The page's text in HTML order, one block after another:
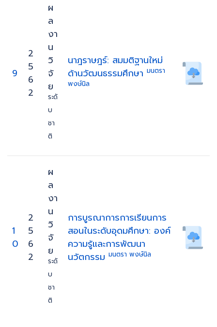
9
2
5
6
2
ผ
ล
งา
น
วิ
จั
ย
ระดั
บ
ชา
ติ
นาฎราษฎร์: สมมติฐานใหม่
ด้านวัฒนธรรมศึกษา มนตรา
พงษ์นิล
1
0
2
5
6
2
ผ
ล
งา
น
วิ
จั
ย
ระดั
บ
ชา
ติ
การบูรณาการการเรียนการ
สอนในระดับอุดมศึกษา: องค์
ความรู้และการพัฒนา
นวัตกรรม มนตรา พงษ์นิล